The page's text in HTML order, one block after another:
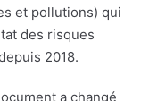
et pollutions) qui
des risques
2018.
a changé